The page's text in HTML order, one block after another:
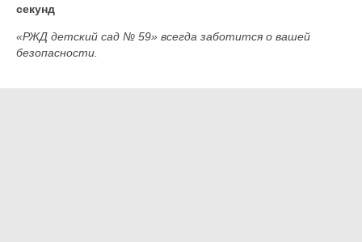
секунд
«РЖД детский сад № 59» всегда заботится о вашей
безопасности.